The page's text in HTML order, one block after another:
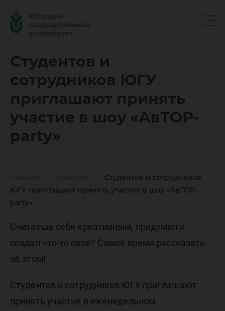
Студентов и
сотрудников ЮГУ
приглашают принять
участие в шоу «АвТОР-
party»
Студентов и сотрудников
ЮГУ приглашают принять участие в шоу «АвТОР-
party»
ЮГУ
принять
участие
Считаешь себя креативным, придумал и
создал что-то свое? Самое время рассказать
об этом!
Студентов и сотрудников ЮГУ приглашают
принять участие в еженедельном